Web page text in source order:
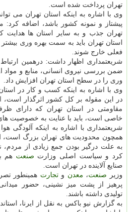
تهران پرداخت شده است.
وی با اشاره به اینكه استان تهران می
پیشتاز و نمونه كشور باشد، اضافه كرد:
تهران جذب و به سایر استان ها هدایت
استان تهران باید به سمت بهره وری
فعلی خارج شوند.
شریعتمداری اظهار داشت: درهمین
ضمن بررسی نیروی انسانی، منابع و مواد
وری را در سطح استان تهران افزایش داد.
وی با اشاره به اینكه كسب و كار در
در این مقوله بر كل كشور اثرگذار است،
مقاومتی در استان تهران كه دارای
خاصی است، باید با عنایت به خصوصیت
شریعتمداری با اشاره به اینكه
همچون محدودیت های تهران بزرگ است،
به علت درگیر بودن جمع زیادی از مردم،
كرد و سیاست اصلی وزارت صنعت هم
صنایع آلاینده در تهران است.
وزیر صنعت، معدن وتجارت همینطور
پرهیز از پشت میز نشینی، حضور
تولیدی داشته باشند.
به گزارش نیو باكس به نقل از ایرنا،